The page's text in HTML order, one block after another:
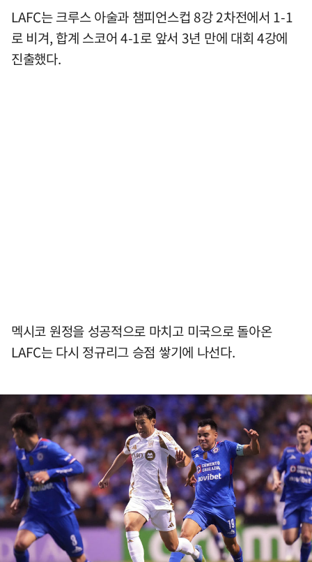
LAFC는 크루스 아술과 챔피언스컵 8강 2차전에서 1-1
로 비겨, 합계 스코어 4-1로 앞서 3년 만에 대회 4강에
진출했다.
멕시코 원정을 성공적으로 마치고 미국으로 돌아온
LAFC는 다시 정규리그 승점 쌓기에 나선다.